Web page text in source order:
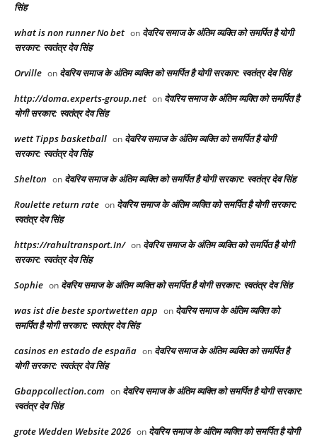
सिंह
what is non runner No bet​ on देवरिय समाज के अंतिम व्यक्ति को समर्पित है योगी
सरकार: स्वतंत्र देव सिंह
Orville on देवरिय समाज के अंतिम व्यक्ति को समर्पित है योगी सरकार: स्वतंत्र देव सिंह
http://doma.experts-group.net on देवरिय समाज के अंतिम व्यक्ति को समर्पित है
योगी सरकार: स्वतंत्र देव सिंह
wett Tipps basketball on देवरिय समाज के अंतिम व्यक्ति को समर्पित है योगी
सरकार: स्वतंत्र देव सिंह
Shelton on देवरिय समाज के अंतिम व्यक्ति को समर्पित है योगी सरकार: स्वतंत्र देव सिंह
Roulette return rate on देवरिय समाज के अंतिम व्यक्ति को समर्पित है योगी सरकार:
स्वतंत्र देव सिंह
https://rahultransport.In/ on देवरिय समाज के अंतिम व्यक्ति को समर्पित है योगी
सरकार: स्वतंत्र देव सिंह
Sophie on देवरिय समाज के अंतिम व्यक्ति को समर्पित है योगी सरकार: स्वतंत्र देव सिंह
was ist die beste sportwetten app on देवरिय समाज के अंतिम व्यक्ति को
समर्पित है योगी सरकार: स्वतंत्र देव सिंह
casinos en estado de españa on देवरिय समाज के अंतिम व्यक्ति को समर्पित है
योगी सरकार: स्वतंत्र देव सिंह
Gbappcollection.com on देवरिय समाज के अंतिम व्यक्ति को समर्पित है योगी सरकार:
स्वतंत्र देव सिंह
grote Wedden Website 2026 on देवरिय समाज के अंतिम व्यक्ति को समर्पित है योगी